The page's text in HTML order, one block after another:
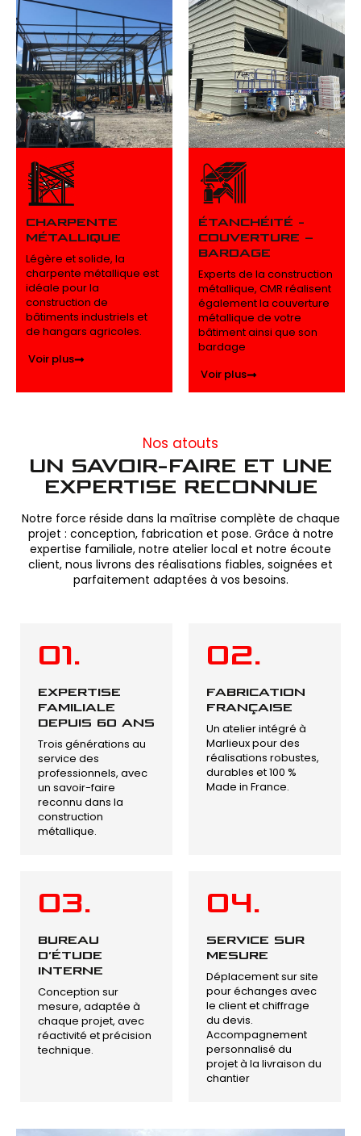
CHARPENTE
MÉTALLIQUE
Légère et solide, la
charpente métallique est
idéale pour la
construction de
bâtiments industriels et
de hangars agricoles.
Voir plus
ÉTANCHÉITÉ -
COUVERTURE –
BARDAGE
Experts de la construction
métallique, CMR réalisent
également la couverture
métallique de votre
bâtiment ainsi que son
bardage
Voir plus
Nos atouts
UN SAVOIR-FAIRE ET UNE
EXPERTISE RECONNUE
Notre force réside dans la maîtrise complète de chaque
projet : conception, fabrication et pose. Grâce à notre
expertise familiale, notre atelier local et notre écoute
client, nous livrons des réalisations fiables, soignées et
parfaitement adaptées à vos besoins.
01.
EXPERTISE
FAMILIALE
DEPUIS 60 ANS
Trois générations au
service des
professionnels, avec
un savoir-faire
reconnu dans la
construction
métallique.
02.
FABRICATION
FRANÇAISE
Un atelier intégré à
Marlieux pour des
réalisations robustes,
durables et 100 %
Made in France.
03.
BUREAU
D’ÉTUDE
INTERNE
Conception sur
mesure, adaptée à
chaque projet, avec
réactivité et précision
technique.
04.
SERVICE SUR
MESURE
Déplacement sur site
pour échanges avec
le client et chiffrage
du devis.
Accompagnement
personnalisé du
projet à la livraison du
chantier